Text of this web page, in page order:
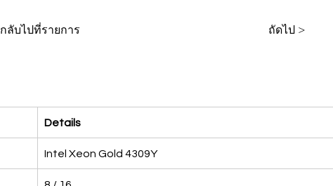
กลับไปที่รายการ ถัดไป >
Details
Intel Xeon Gold 4309Y